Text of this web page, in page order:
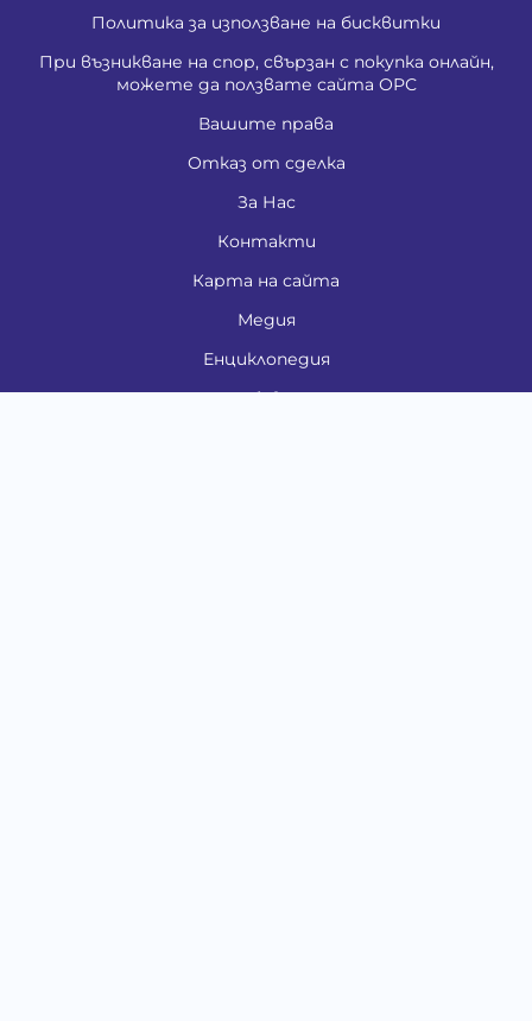
Политика за използване на бисквитки
При възникване на спор, свързан с покупка онлайн,
можете да ползвате сайта ОРС
Вашите права
Отказ от сделка
За Нас
Контакти
Карта на сайта
Медия
Енциклопедия
Забавно